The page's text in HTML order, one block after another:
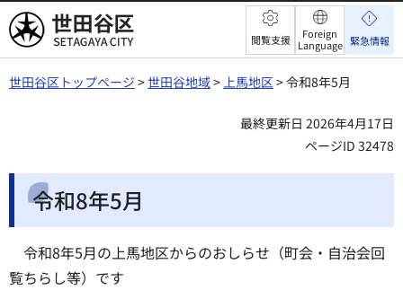
世田谷区 閲覧支援
Foreign
Language 緊急情報
世田谷区トップページ >世田谷地域>上馬地区> 令和8年5月
最終更新日 2026年4月17日
ページID 32478
令和8年5月
令和8年5月の上馬地区からのおしらせ（町会・自治会回
覧ちらし等）です